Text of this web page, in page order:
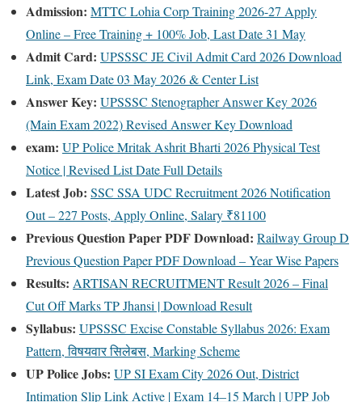
Admission: MTTC Lohia Corp Training 2026-27 Apply
Online – Free Training + 100% Job, Last Date 31 May
Admit Card: UPSSSC JE Civil Admit Card 2026 Download
Link, Exam Date 03 May 2026 & Center List
Answer Key: UPSSSC Stenographer Answer Key 2026
(Main Exam 2022) Revised Answer Key Download
exam: UP Police Mritak Ashrit Bharti 2026 Physical Test
Notice | Revised List Date Full Details
Latest Job: SSC SSA UDC Recruitment 2026 Notification
Out – 227 Posts, Apply Online, Salary ₹81100
Previous Question Paper PDF Download: Railway Group D
Previous Question Paper PDF Download – Year Wise Papers
Results: ARTISAN RECRUITMENT Result 2026 – Final
Cut Off Marks TP Jhansi | Download Result
Syllabus: UPSSSC Excise Constable Syllabus 2026: Exam
Pattern, विषयवार सिलेबस, Marking Scheme
UP Police Jobs: UP SI Exam City 2026 Out, District
Intimation Slip Link Active | Exam 14–15 March | UPP Job